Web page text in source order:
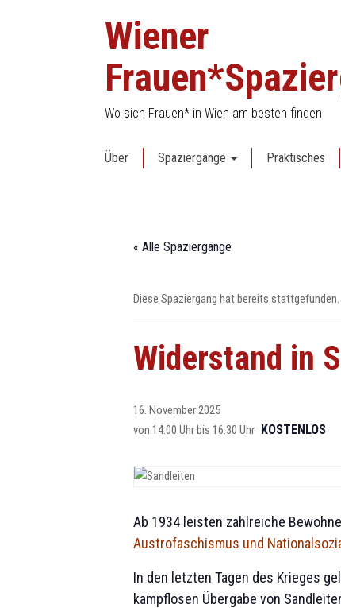
Wiener
Wo sich Frauen* in Wien am besten finden
Über Spaziergänge Praktisches
« Alle Spaziergänge
Diese Spaziergang hat bereits stattgefunden.
Widerstand in
16. November 2025
von 14:00 Uhrbis 16:30 Uhr KOSTENLOS
Ab 1934 leisten zahlreiche
Austrofaschismus und
In den letzten Tagen des Krieges
kampflosen Übergabe von